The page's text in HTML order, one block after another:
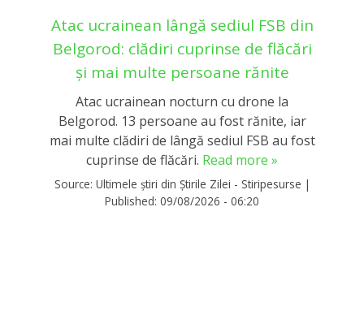
Atac ucrainean lângă sediul FSB din
Belgorod: clădiri cuprinse de flăcări
și mai multe persoane rănite
Atac ucrainean nocturn cu drone la
Belgorod. 13 persoane au fost rănite, iar
mai multe clădiri de lângă sediul FSB au fost
cuprinse de flăcări. Read more »
Source: Ultimele știri din Știrile Zilei - Stiripesurse |
Published: 09/08/2026 - 06:20